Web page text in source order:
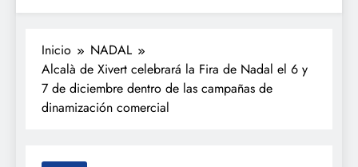
Inicio
NADAL
Alcalà de Xivert celebrará la Fira de Nadal el 6 y
7 de diciembre dentro de las campañas de
dinamización comercial